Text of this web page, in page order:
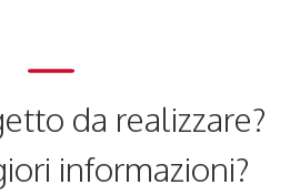
da realizzare?
informazioni?